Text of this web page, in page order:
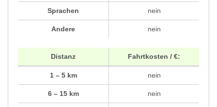
Sprachen
Andere
nein
nein
Distanz
1 – 5 km
6 – 15 km
Fahrtkosten / €:
nein
nein